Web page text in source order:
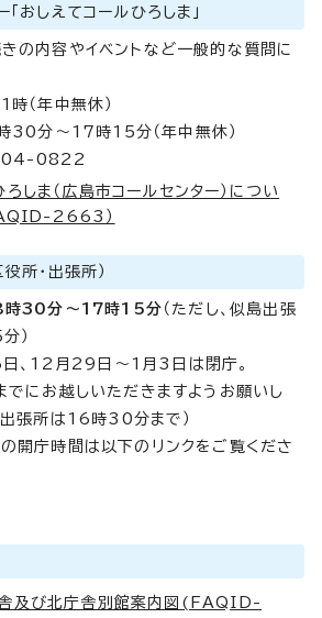
おしえてコールひろしま」
の内容やイベントなど一般的な質問に
（年中無休）
分～17時15分（年中無休）
0822
しま（広島市コールセンター）につい
2663）
所・出張所）
時30分～17時15分 （ただし、似島出張
）
、12月29日～1月3日は閉庁。
にお越しいただきますようお願いし
出張所は16時30分まで）
開庁時間は以下のリンクをご覧くださ
及び北庁舎別館案内図(FAQID-